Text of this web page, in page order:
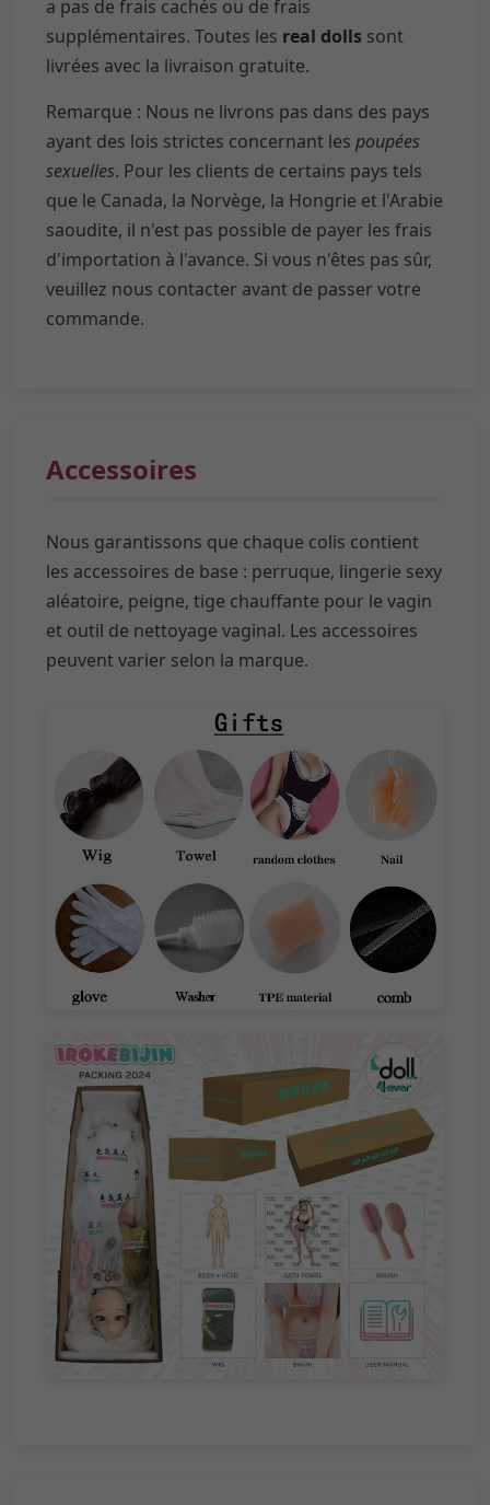
a pas de frais cachés ou de frais
supplémentaires. Toutes les real dolls sont
livrées avec la livraison gratuite.
Remarque : Nous ne livrons pas dans des pays
ayant des lois strictes concernant les poupées
sexuelles. Pour les clients de certains pays tels
que le Canada, la Norvège, la Hongrie et l'Arabie
saoudite, il n'est pas possible de payer les frais
d'importation à l'avance. Si vous n'êtes pas sûr,
veuillez nous contacter avant de passer votre
commande.
Accessoires
Nous garantissons que chaque colis contient
les accessoires de base : perruque, lingerie sexy
aléatoire, peigne, tige chauffante pour le vagin
et outil de nettoyage vaginal. Les accessoires
peuvent varier selon la marque.